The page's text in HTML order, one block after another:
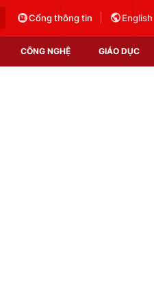
Cổng thông tin English
CÔNG NGHỆ GIÁO DỤC